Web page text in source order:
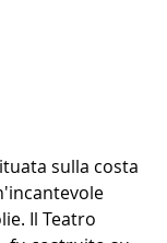
sulla costa
Il Teatro